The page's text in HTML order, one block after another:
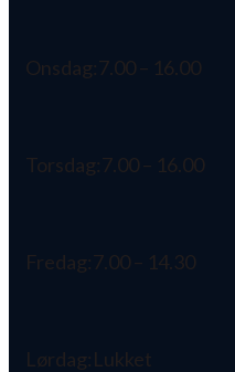
Onsdag:7.00 – 16.00
Torsdag:7.00 – 16.00
Fredag:7.00 – 14.30
Lørdag:Lukket